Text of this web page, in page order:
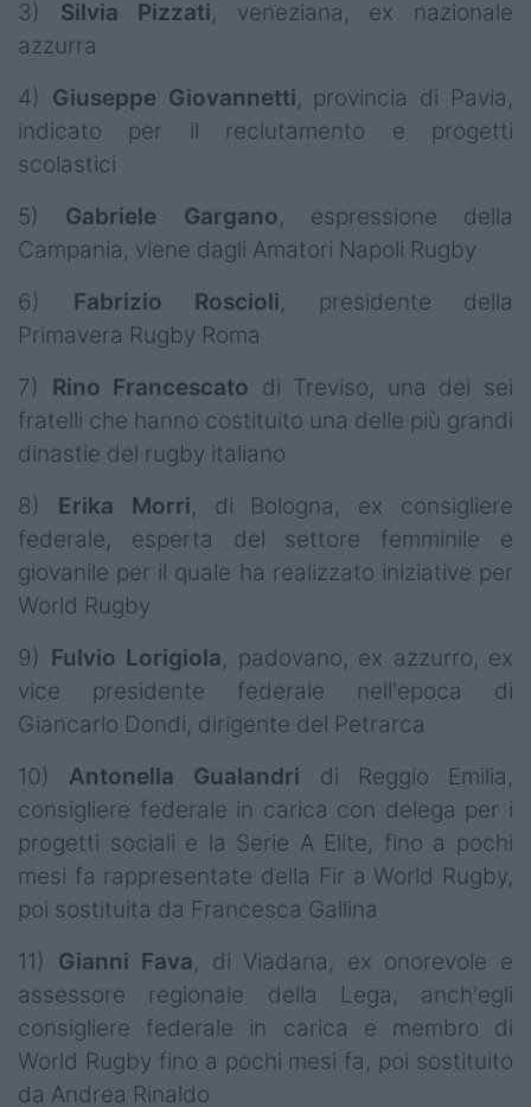
3) Silvia Pizzati, veneziana, ex nazionale
azzurra
4) Giuseppe Giovannetti, provincia di Pavia,
indicato per il reclutamento e progetti
scolastici
5) Gabriele Gargano, espressione della
Campania, viene dagli Amatori Napoli Rugby
6) Fabrizio Roscioli, presidente della
Primavera Rugby Roma
7) Rino Francescato di Treviso, una dei sei
fratelli che hanno costituito una delle più grandi
dinastie del rugby italiano
8) Erika Morri, di Bologna, ex consigliere
federale, esperta del settore femminile e
giovanile per il quale ha realizzato iniziative per
World Rugby
9) Fulvio Lorigiola, padovano, ex azzurro, ex
vice presidente federale nell'epoca di
Giancarlo Dondi, dirigente del Petrarca
10) Antonella Gualandri di Reggio Emilia,
consigliere federale in carica con delega per i
progetti sociali e la Serie A Elite, fino a pochi
mesi fa rappresentate della Fir a World Rugby,
poi sostituita da Francesca Gallina
11) Gianni Fava, di Viadana, ex onorevole e
assessore regionale della Lega, anch'egli
consigliere federale in carica e membro di
World Rugby fino a pochi mesi fa, poi sostituito
da Andrea Rinaldo